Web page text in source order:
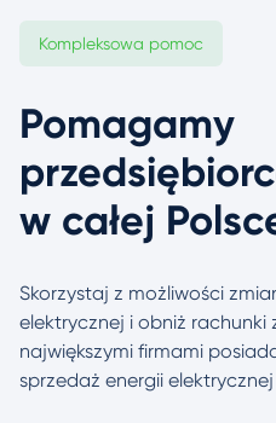
Kompleksowa pomoc
Pomagamy
w całej
Skorzystaj z możliwości
elektrycznej i obniż rachunki
największymi firmami
sprzedaż energii elektrycznej